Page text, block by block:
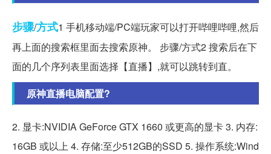
步骤/方式1 手机移动端/PC端玩家可以打开哔哩哔哩,然后
再上面的搜索框里面去搜索原神。 步骤/方式2 搜索后在下
面的几个序列表里面选择【直播】,就可以跳转到直。
原神直播电脑配置?
2. 显卡:NVIDIA GeForce GTX 1660 或更高的显卡 3. 内存:
16GB 或以上 4. 存储:至少512GB的SSD 5. 操作系统:Wind